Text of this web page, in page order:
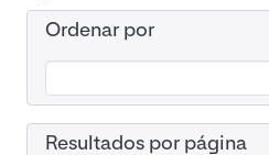
Ordenar por
Resultados por página